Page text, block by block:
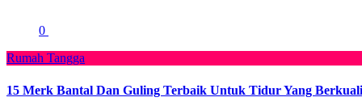
0
Rumah Tangga
15 Merk Bantal Dan Guling Terbaik Untuk Tidur Yang